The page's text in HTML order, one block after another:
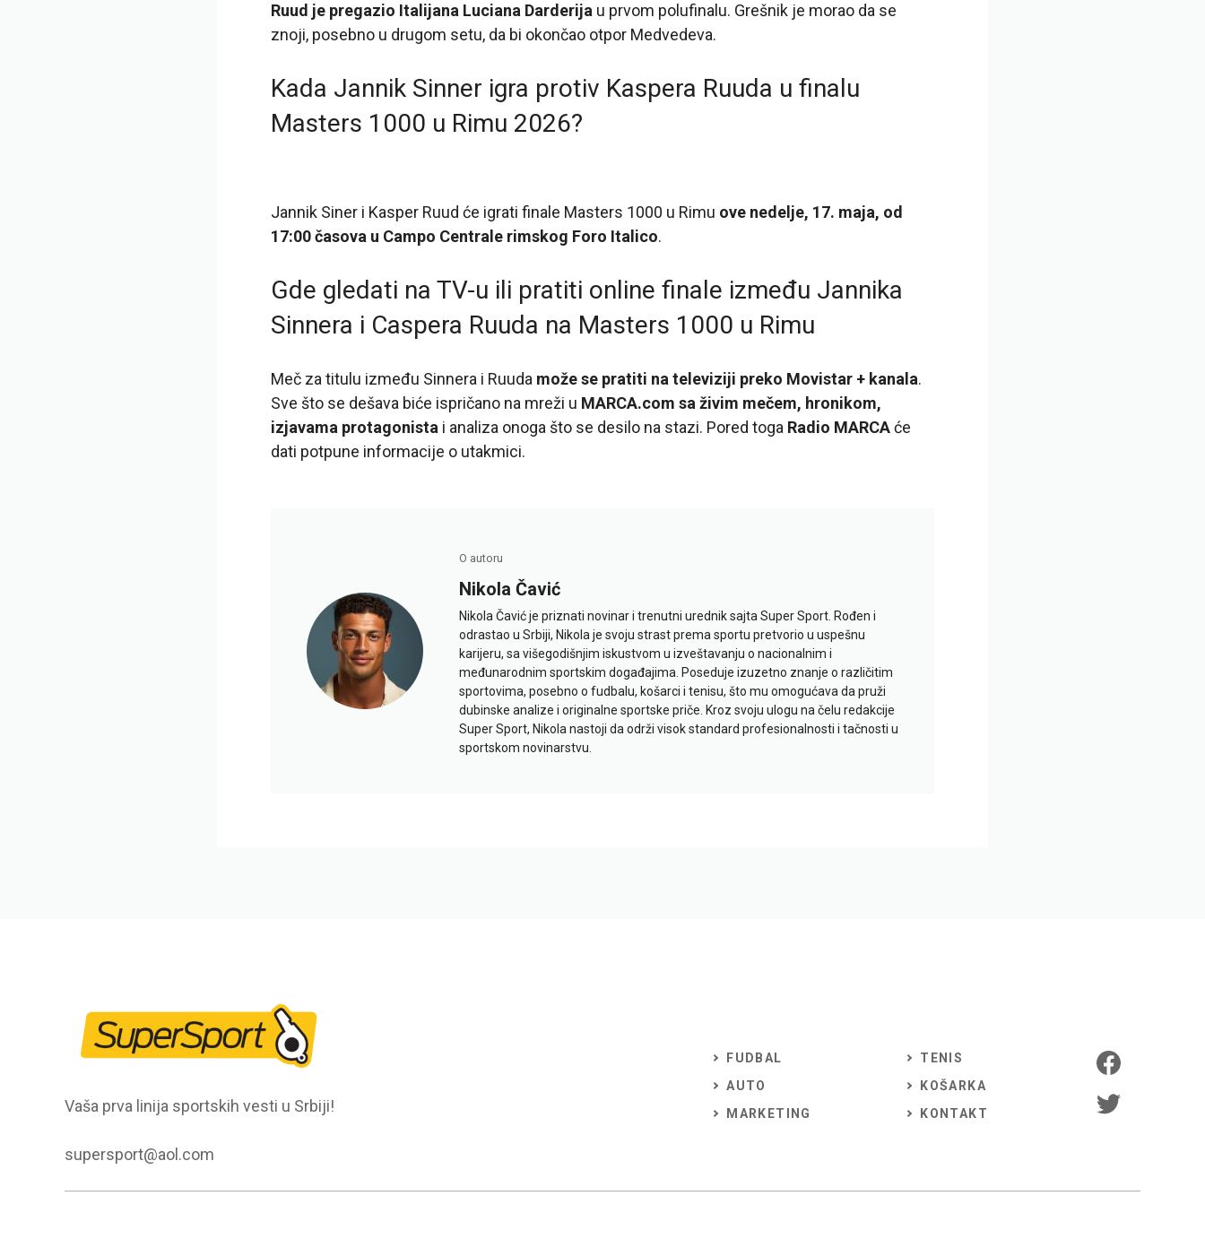
Ruud je pregazio Italijana Luciana Darderija u prvom polufinalu. Grešnik je morao da se
znoji, posebno u drugom setu, da bi okončao otpor Medvedeva.
Kada Jannik Sinner igra protiv Kaspera Ruuda u finalu
Masters 1000 u Rimu 2026?
Jannik Siner i Kasper Ruud će igrati finale Masters 1000 u Rimu ove nedelje, 17. maja, od
17:00 časova u Campo Centrale rimskog Foro Italico.
Gde gledati na TV-u ili pratiti online finale između Jannika
Sinnera i Caspera Ruuda na Masters 1000 u Rimu
Meč za titulu između Sinnera i Ruuda može se pratiti na televiziji preko Movistar + kanala.
Sve što se dešava biće ispričano na mreži u MARCA.com sa živim mečem, hronikom,
izjavama protagonista i analiza onoga što se desilo na stazi. Pored toga Radio MARCAće
dati potpune informacije o utakmici.
O autoru
Nikola Čavić
Nikola Čavić je priznati novinar i trenutni urednik sajta Super Sport. Rođen i
odrastao u Srbiji, Nikola je svoju strast prema sportu pretvorio u uspešnu
karijeru, sa višegodišnjim iskustvom u izveštavanju o nacionalnim i
međunarodnim sportskim događajima. Poseduje izuzetno znanje o različitim
sportovima, posebno o fudbalu, košarci i tenisu, što mu omogućava da pruži
dubinske analize i originalne sportske priče. Kroz svoju ulogu na čelu redakcije
Super Sport, Nikola nastoji da održi visok standard profesionalnosti i tačnosti u
sportskom novinarstvu.
Vaša prva linija sportskih vesti u Srbiji!
supersport@aol.com
FUDBAL
AUTO
MARKETING
TENIS
KOŠARKA
KONTAKT